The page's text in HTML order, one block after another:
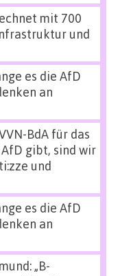
mit 700
und
es die AfD
an
BdA für das
AfD gibt, sind wir
und
es die AfD
an
„B-